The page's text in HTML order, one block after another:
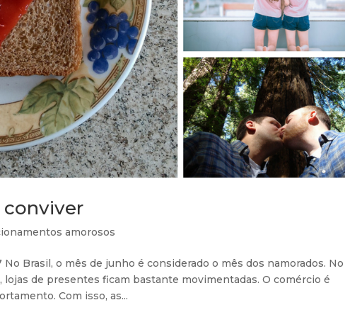
conviver
amorosos
Brasil, o mês de junho é considerado o mês dos namorados.
lojas de presentes ficam bastante movimentadas. O comércio é
Com isso, as...